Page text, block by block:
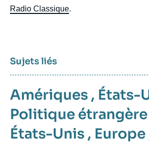
Radio Classique.
Sujets liés
Amériques , États-
Politique
États-Unis , Europe